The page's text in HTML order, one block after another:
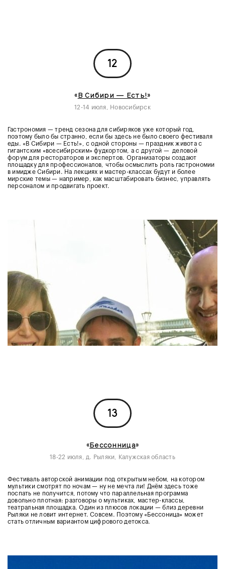
12
«В Сибири — Есть!»
12-14 июля, Новосибирск
Гастрономия — тренд сезона для сибиряков уже который год,
поэтому было бы странно, если бы здесь не было своего фестиваля
еды. «В Сибири — Есть!», с одной стороны — праздник живота с
гигантским «всесибирским» фудкортом, а с другой — деловой
форум для рестораторов и экспертов. Организаторы создают
площадку для профессионалов, чтобы осмыслить роль гастрономии
в имидже Сибири. На лекциях и мастер-классах будут и более
мирские темы — например, как масштабировать бизнес, управлять
персоналом и продвигать проект.
13
«Бессонница»
18-22 июля, д. Рыляки, Калужская область
Фестиваль авторской анимации под открытым небом, на котором
мультики смотрят по ночам — ну не мечта ли! Днём здесь тоже
поспать не получится, потому что параллельная программа
довольно плотная: разговоры о мультиках, мастер-классы,
театральная площадка. Один из плюсов локации — близ деревни
Рыляки не ловит интернет. Совсем. Поэтому «Бессоница» может
стать отличным вариантом цифрового детокса.